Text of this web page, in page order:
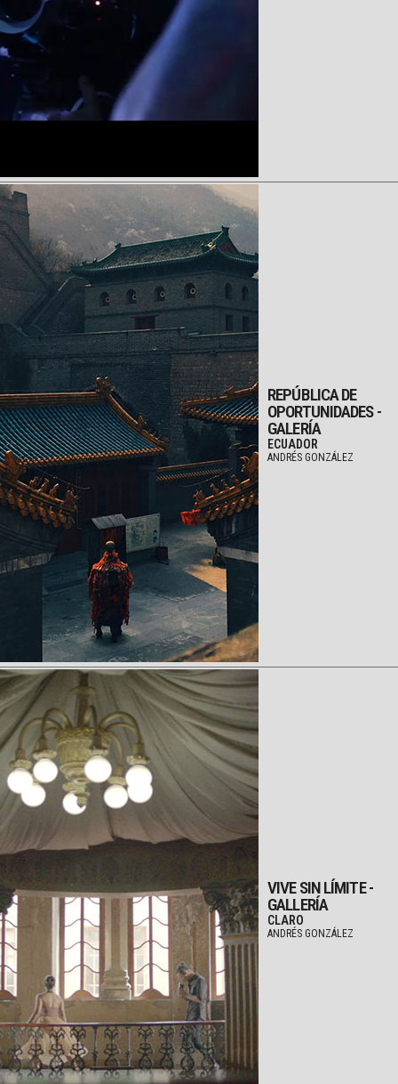
REPÚBLICA DE
OPORTUNIDADES -
GALERÍA
ECUADOR
ANDRÉS GONZÁLEZ
VIVE SIN LÍMITE -
GALLERÍA
CLARO
ANDRÉS GONZÁLEZ